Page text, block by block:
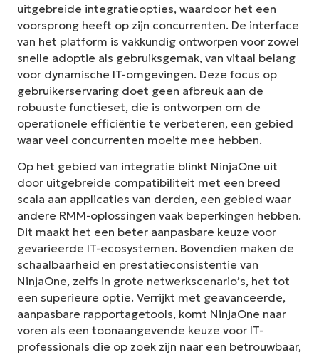
uitgebreide integratieopties, waardoor het een
voorsprong heeft op zijn concurrenten. De interface
van het platform is vakkundig ontworpen voor zowel
snelle adoptie als gebruiksgemak, van vitaal belang
voor dynamische IT-omgevingen. Deze focus op
gebruikerservaring doet geen afbreuk aan de
robuuste functieset, die is ontworpen om de
operationele efficiëntie te verbeteren, een gebied
waar veel concurrenten moeite mee hebben.
Op het gebied van integratie blinkt NinjaOne uit
door uitgebreide compatibiliteit met een breed
scala aan applicaties van derden, een gebied waar
andere RMM-oplossingen vaak beperkingen hebben.
Dit maakt het een beter aanpasbare keuze voor
gevarieerde IT-ecosystemen. Bovendien maken de
schaalbaarheid en prestatieconsistentie van
NinjaOne, zelfs in grote netwerkscenario’s, het tot
een superieure optie. Verrijkt met geavanceerde,
aanpasbare rapportagetools, komt NinjaOne naar
voren als een toonaangevende keuze voor IT-
professionals die op zoek zijn naar een betrouwbaar,